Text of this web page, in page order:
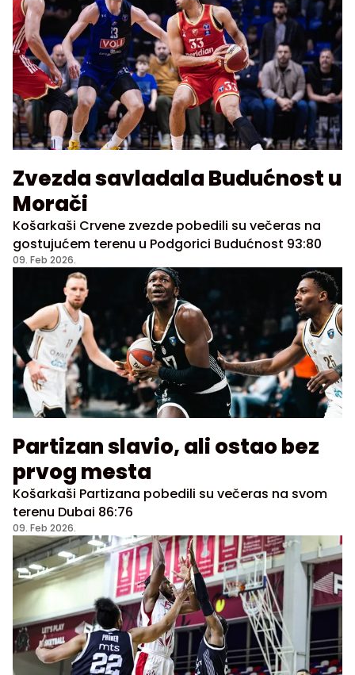
Zvezda savladala Budućnost u
Morači
Košarkaši Crvene zvezde pobedili su večeras na
gostujućem terenu u Podgorici Budućnost 93:80
09. Feb 2026.
Partizan slavio, ali ostao bez
prvog mesta
Košarkaši Partizana pobedili su večeras na svom
terenu Dubai 86:76
09. Feb 2026.